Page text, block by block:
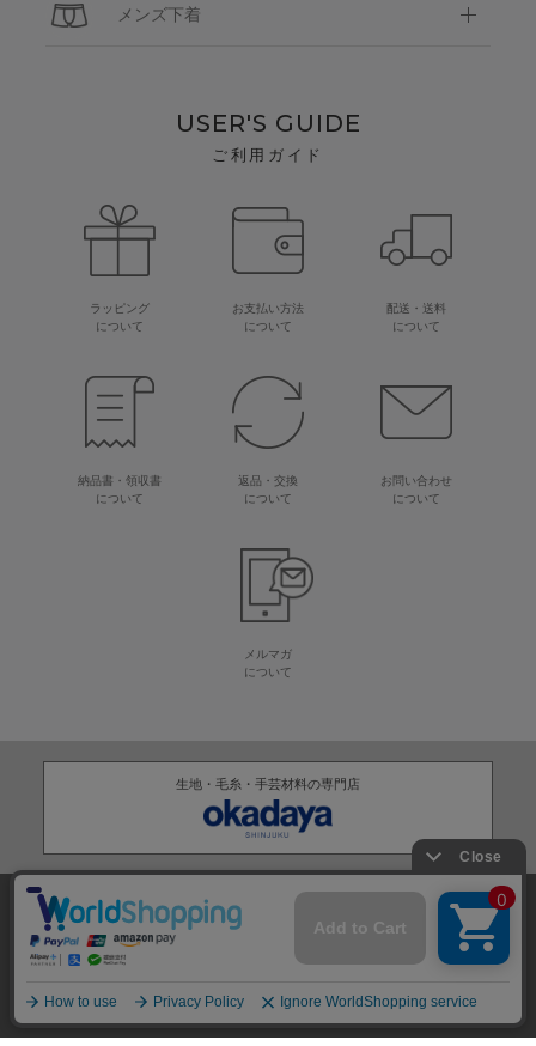
メンズ下着
USER'S GUIDE
ご利用ガイド
ラッピング
について
お支払い方法
について
配送・送料
について
納品書・領収書
について
返品・交換
について
お問い合わせ
について
メルマガ
について
生地・毛糸・手芸材料の専門店
株式会社オカダヤ
特定商取引法に基づく表記 プライバシーポリシー サイトマップ
2012-2026OKADAYA CO.,LTD.